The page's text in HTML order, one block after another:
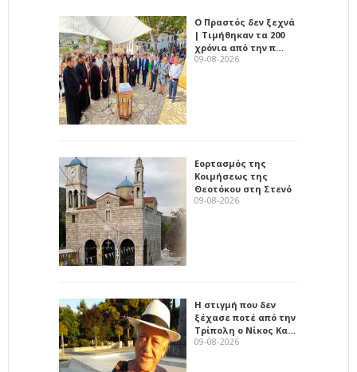
Ο Πραστός δεν ξεχνά
| Τιμήθηκαν τα 200
χρόνια από την π…
09-08-2026
Εορτασμός της
Κοιμήσεως της
Θεοτόκου στη Στενό
09-08-2026
Η στιγμή που δεν
ξέχασε ποτέ από την
Τρίπολη ο Νίκος Κα…
09-08-2026